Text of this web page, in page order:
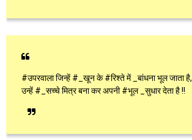
#उपरवाला जिन्हें #_खून के #रिश्ते में _बांधना भूल जाता है,
उन्हें #_सच्चे मित्र बना कर अपनी #भूल _सुधार देता है !!